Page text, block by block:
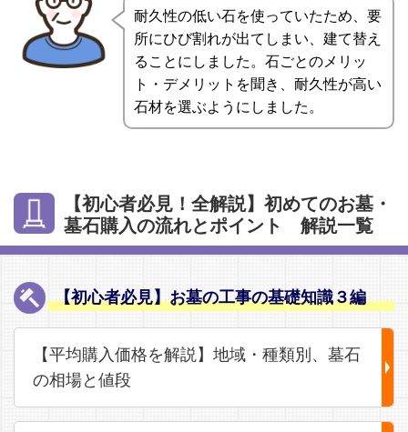
耐久性の低い石を使っていたため、要
所にひび割れが出てしまい、建て替え
ることにしました。石ごとのメリッ
ト・デメリットを聞き、耐久性が高い
石材を選ぶようにしました。
【初心者必見！全解説】初めてのお墓・
墓石購入の流れとポイント 解説一覧
【初心者必見】お墓の工事の基礎知識３編
【平均購入価格を解説】地域・種類別、墓石
の相場と値段